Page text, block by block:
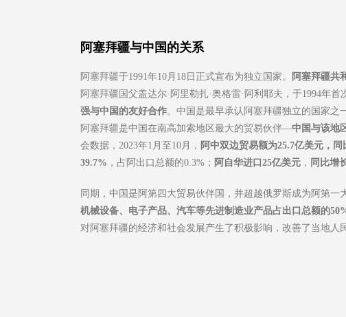
阿塞拜疆与中国的关系
阿塞拜疆于1991年10月18日正式宣布为独立国家。 阿塞拜疆共
阿塞拜疆国父盖达尔·阿里勒扎·奥格雷·阿利耶夫，于1994年首
强与中国的友好合作。中国是最早承认阿塞拜疆独立的国家之
阿塞拜疆是中国在南高加索地区最大的贸易伙伴—中国与该地
会数据，2023年1月至10月， 阿中双边贸易额为25.7亿美元，同
39.7% ，占阿出口总额的0.3%； 阿自华进口25亿美元 ， 同比增
同期，中国是阿第四大贸易伙伴国，并超越俄罗斯成为阿第一
机械设备、电子产品、汽车等先进制造业产品占出口总额的
对阿塞拜疆的经济和社会发展产生了积极影响，改善了当地人